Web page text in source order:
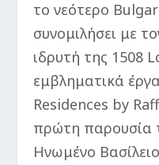
το νεότερο
συνομιλήσει με
ιδρυτή της 1508
εμβληματικά
Residences by
πρώτη παρουσία
Ηνωμένο